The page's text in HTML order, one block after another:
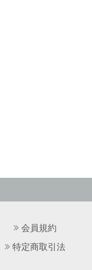
会員規約
特定商取引法